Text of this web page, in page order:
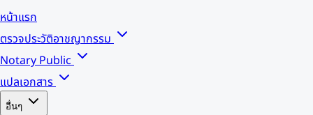
หน้าแรก
ตรวจประวัติอาชญากรรม
Notary Public
แปลเอกสาร
อื่นๆ